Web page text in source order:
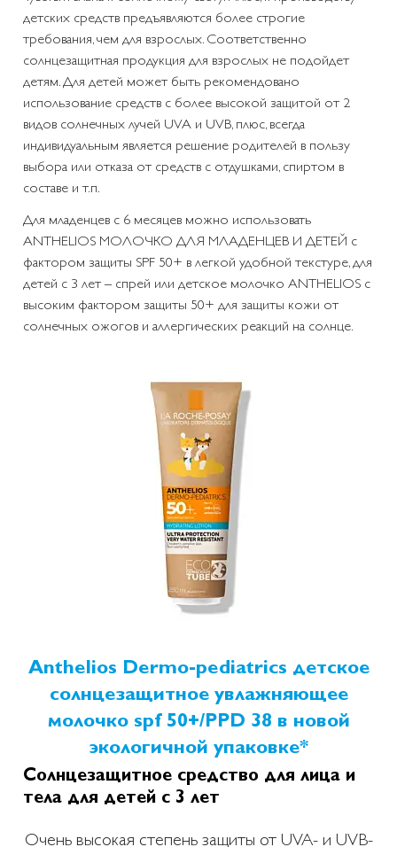
детских средств предъявляются более строгие
требования, чем для взрослых. Соответственно
солнцезащитная продукция для взрослых не подойдет
детям. Для детей может быть рекомендовано
использование средств с более высокой защитой от 2
видов солнечных лучей UVA и UVB, плюс, всегда
индивидуальным является решение родителей в пользу
выбора или отказа от средств с отдушками, спиртом в
составе и т.п.
Для младенцев с 6 месяцев можно использовать
ANTHELIOS МОЛОЧКО ДЛЯ МЛАДЕНЦЕВ И ДЕТЕЙ с
фактором защиты SPF 50+ в легкой удобной текстуре, для
детей с 3 лет – спрей или детское молочко ANTHELIOS с
высоким фактором защиты 50+ для защиты кожи от
солнечных ожогов и аллергических реакций на солнце.
Anthelios Dermo-pediatrics детское
солнцезащитное увлажняющее
молочко spf 50+/PPD 38 в новой
экологичной упаковке*
Солнцезащитное средство для лица и
тела для детей с 3 лет
Очень высокая степень защиты от UVA- и UVB-